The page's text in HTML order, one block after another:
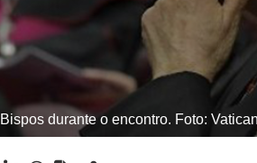
Bispos durante o encontro. Foto: